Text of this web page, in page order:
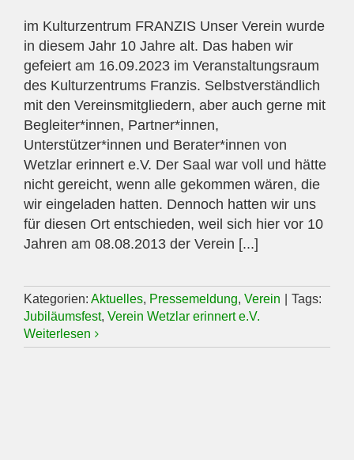
im Kulturzentrum FRANZIS Unser Verein wurde
in diesem Jahr 10 Jahre alt. Das haben wir
gefeiert am 16.09.2023 im Veranstaltungsraum
des Kulturzentrums Franzis. Selbstverständlich
mit den Vereinsmitgliedern, aber auch gerne mit
Begleiter*innen, Partner*innen,
Unterstützer*innen und Berater*innen von
Wetzlar erinnert e.V. Der Saal war voll und hätte
nicht gereicht, wenn alle gekommen wären, die
wir eingeladen hatten. Dennoch hatten wir uns
für diesen Ort entschieden, weil sich hier vor 10
Jahren am 08.08.2013 der Verein [...]
Kategorien: Aktuelles, Pressemeldung, Verein
Tags:
Jubiläumsfest, Verein Wetzlar erinnert e.V.
Weiterlesen